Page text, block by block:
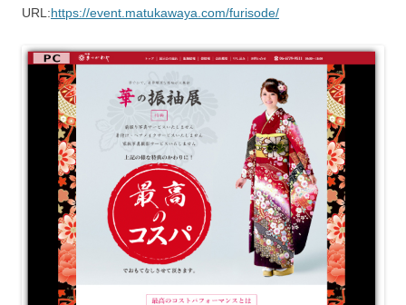
URL:https://event.matukawaya.com/furisode/